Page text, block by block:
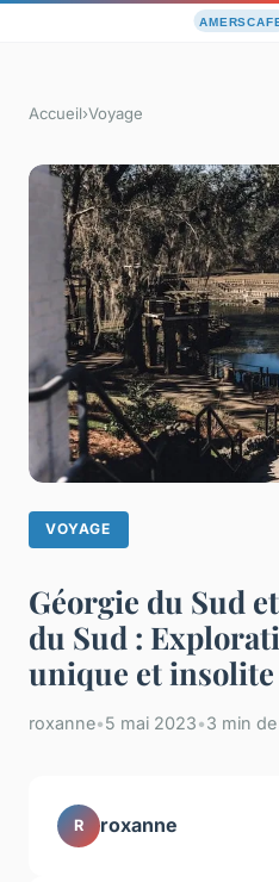
Accueil›Voyage
VOYAGE
Géorgie du Sud
du Sud :
unique et insolite
roxanne•5 mai 2023•3 min
R roxanne